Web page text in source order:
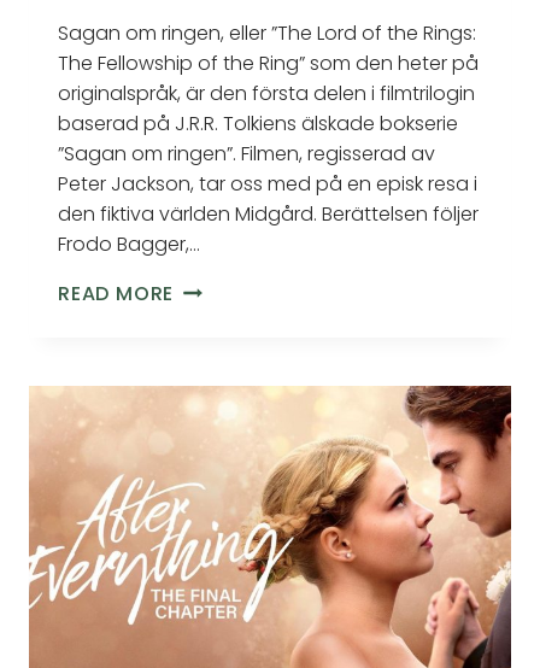
Sagan om ringen, eller ”The Lord of the Rings:
The Fellowship of the Ring” som den heter på
originalspråk, är den första delen i filmtrilogin
baserad på J.R.R. Tolkiens älskade bokserie
”Sagan om ringen”. Filmen, regisserad av
Peter Jackson, tar oss med på en episk resa i
den fiktiva världen Midgård. Berättelsen följer
Frodo Bagger,…
READ MORE